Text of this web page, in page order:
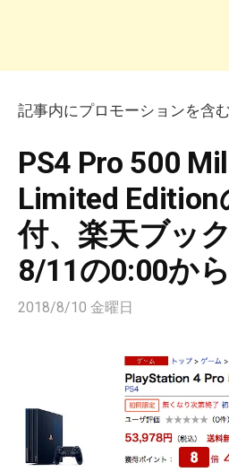
記事内にプロモーションを含
PS4 Pro 500
Limited Edition
付、楽天ブッ
8/11の0:00から
2018/8/10 金曜日